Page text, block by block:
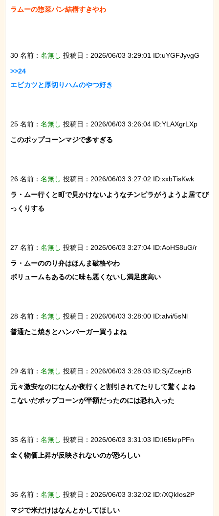
ラムーの惣菜パン結構すきやわ
30 名前： 名無し 投稿日：2026/06/03 3:29:01 ID:uYGFJyvgG
>>24
エビカツと厚切りハムのやつ好き
25 名前： 名無し 投稿日：2026/06/03 3:26:04 ID:YLAXgrLXp
このポップコーンマジで多すぎる
26 名前： 名無し 投稿日：2026/06/03 3:27:02 ID:xxbTisKwk
ラ・ムー行くと町で見かけないようなチンピラがうようよ居てび
っくりする
27 名前： 名無し 投稿日：2026/06/03 3:27:04 ID:AoHS8uG/r
ラ・ムーののり弁はほんま破格やわ
ボリュームもあるのに味も悪くないし満足度高い
28 名前： 名無し 投稿日：2026/06/03 3:28:00 ID:alvi/5sNl
普通たこ焼きとハンバーガー買うよね
29 名前： 名無し 投稿日：2026/06/03 3:28:03 ID:Sj/ZcejnB
元々激安なのになんか夜行くと割引されてたりして驚くよね
こないだポップコーンが半額だったのには恐れ入った
35 名前： 名無し 投稿日：2026/06/03 3:31:03 ID:I65krpPFn
全く物価上昇が反映されないのが恐ろしい
36 名前： 名無し 投稿日：2026/06/03 3:32:02 ID:/XQkIos2P
マジで米だけはなんとかしてほしい